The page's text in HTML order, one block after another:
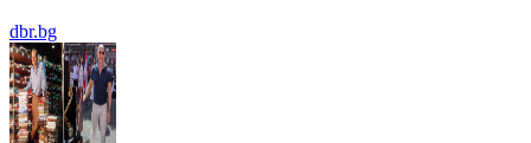
dbr.bg